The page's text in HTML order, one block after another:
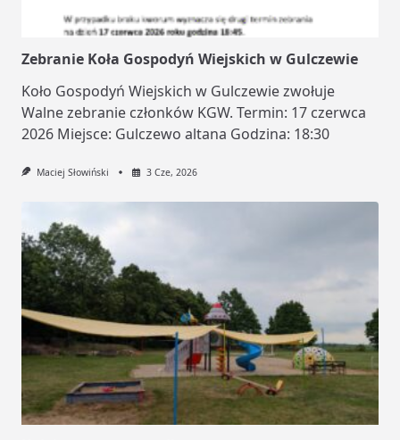
Zebranie Koła Gospodyń Wiejskich w Gulczewie
Koło Gospodyń Wiejskich w Gulczewie zwołuje
Walne zebranie członków KGW. Termin: 17 czerwca
2026 Miejsce: Gulczewo altana Godzina: 18:30
Maciej Słowiński 3 Cze, 2026